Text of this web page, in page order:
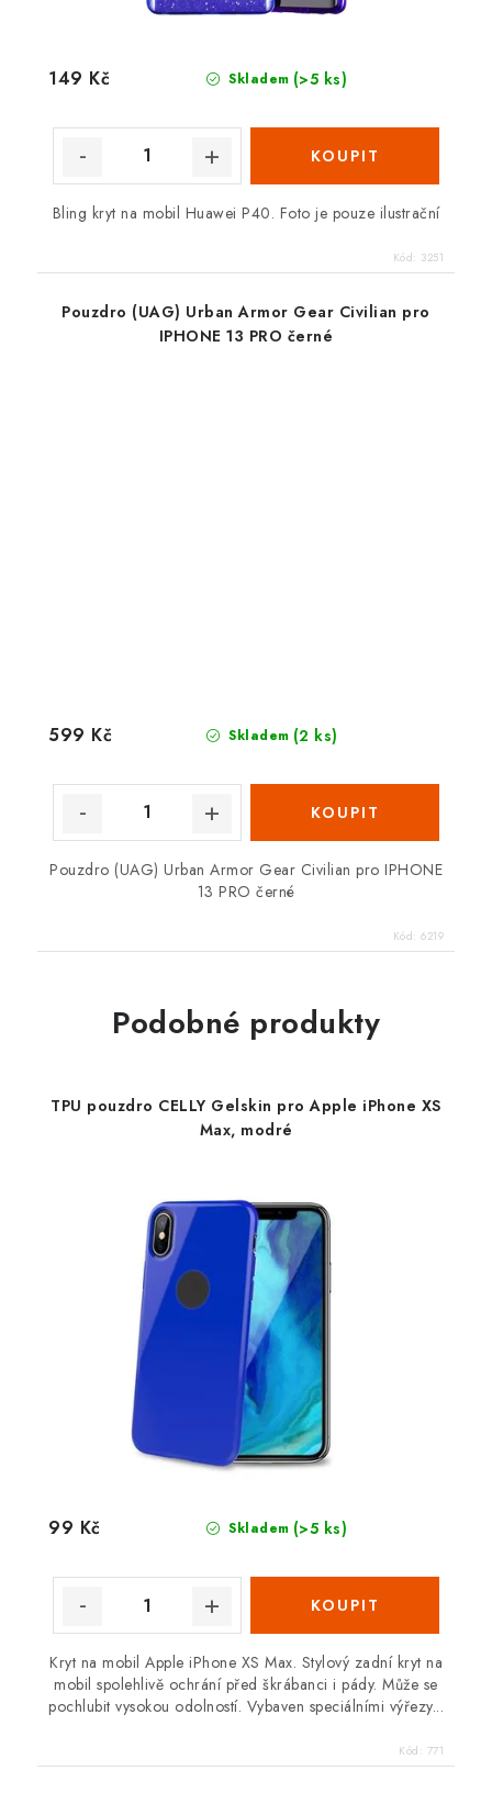
Skladem (>5 ks)
149 Kč
Bling kryt na mobil Huawei P40. Foto je pouze ilustrační
Kód: 3251
Pouzdro (UAG) Urban Armor Gear Civilian pro
IPHONE 13 PRO černé
Skladem (2 ks)
599 Kč
Pouzdro (UAG) Urban Armor Gear Civilian pro IPHONE
13 PRO černé
Kód: 6219
Podobné produkty
TPU pouzdro CELLY Gelskin pro Apple iPhone XS
Max, modré
Skladem (>5 ks)
99 Kč
Kryt na mobil Apple iPhone XS Max. Stylový zadní kryt na
mobil spolehlivě ochrání před škrábanci i pády. Může se
pochlubit vysokou odolností. Vybaven speciálními výřezy...
Kód: 771